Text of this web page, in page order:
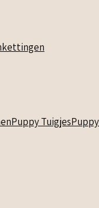
Puppy Tuigjes